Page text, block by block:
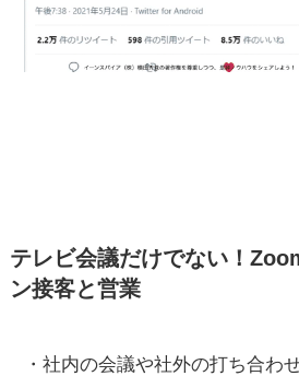
テレビ会議だけでない！
ン接客と営業
・社内の会議や社外の打ち合わ